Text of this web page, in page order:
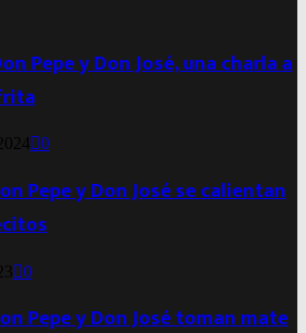
Pepe y Don José, una charla a
0
Pepe y Don José se calientan
0
Pepe y Don José toman mate